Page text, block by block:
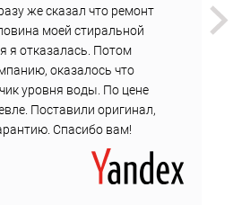
же сказал что ремонт
моей стиральной
я отказалась. Потом
оказалось что
уровня воды. По цене
Поставили оригинал,
Спасибо вам!